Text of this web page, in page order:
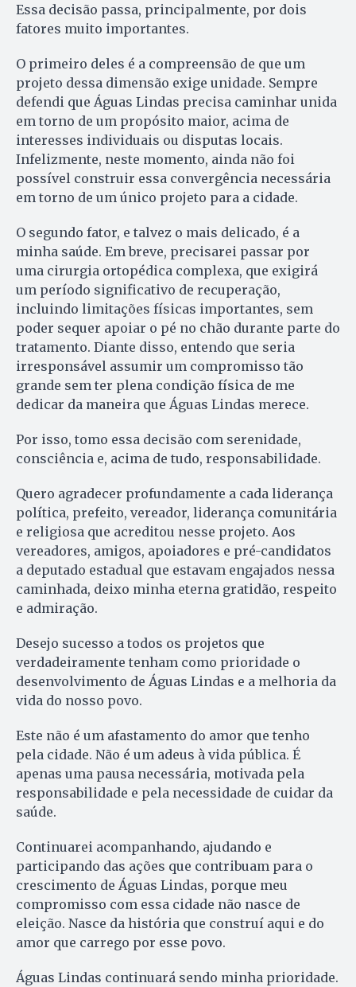
Essa decisão passa, principalmente, por dois
fatores muito importantes.
O primeiro deles é a compreensão de que um
projeto dessa dimensão exige unidade. Sempre
defendi que Águas Lindas precisa caminhar unida
em torno de um propósito maior, acima de
interesses individuais ou disputas locais.
Infelizmente, neste momento, ainda não foi
possível construir essa convergência necessária
em torno de um único projeto para a cidade.
O segundo fator, e talvez o mais delicado, é a
minha saúde. Em breve, precisarei passar por
uma cirurgia ortopédica complexa, que exigirá
um período significativo de recuperação,
incluindo limitações físicas importantes, sem
poder sequer apoiar o pé no chão durante parte do
tratamento. Diante disso, entendo que seria
irresponsável assumir um compromisso tão
grande sem ter plena condição física de me
dedicar da maneira que Águas Lindas merece.
Por isso, tomo essa decisão com serenidade,
consciência e, acima de tudo, responsabilidade.
Quero agradecer profundamente a cada liderança
política, prefeito, vereador, liderança comunitária
e religiosa que acreditou nesse projeto. Aos
vereadores, amigos, apoiadores e pré-candidatos
a deputado estadual que estavam engajados nessa
caminhada, deixo minha eterna gratidão, respeito
e admiração.
Desejo sucesso a todos os projetos que
verdadeiramente tenham como prioridade o
desenvolvimento de Águas Lindas e a melhoria da
vida do nosso povo.
Este não é um afastamento do amor que tenho
pela cidade. Não é um adeus à vida pública. É
apenas uma pausa necessária, motivada pela
responsabilidade e pela necessidade de cuidar da
saúde.
Continuarei acompanhando, ajudando e
participando das ações que contribuam para o
crescimento de Águas Lindas, porque meu
compromisso com essa cidade não nasce de
eleição. Nasce da história que construí aqui e do
amor que carrego por esse povo.
Águas Lindas continuará sendo minha prioridade.